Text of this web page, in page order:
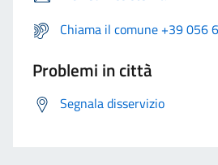
Chiama il comune +39 056
Problemi in città
Segnala disservizio